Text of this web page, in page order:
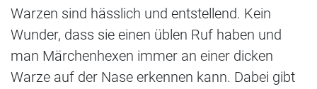
Warzen sind hässlich und entstellend. Kein
Wunder, dass sie einen üblen Ruf haben und
man Märchenhexen immer an einer dicken
Warze auf der Nase erkennen kann. Dabei gibt